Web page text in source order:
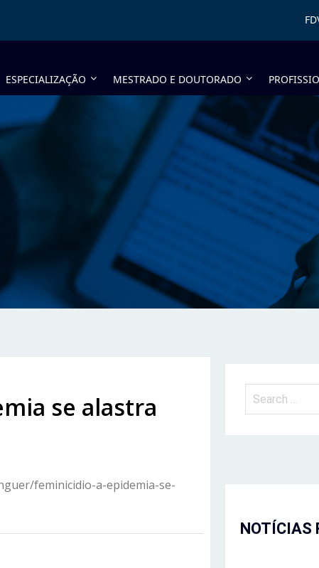
ESPECIALIZAÇÃO MESTRADO E DOUTORADO
se alastra
feminicidio-a-epidemia-se-
NOTÍCIAS